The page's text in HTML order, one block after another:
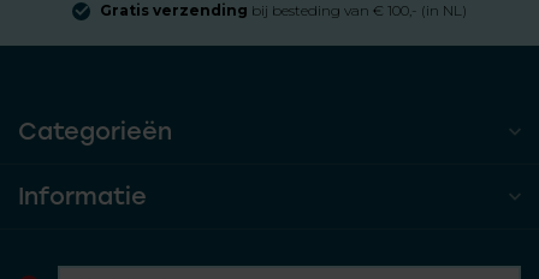
Gratis verzending bij besteding van € 100,- (in NL)
Categorieën
Informatie